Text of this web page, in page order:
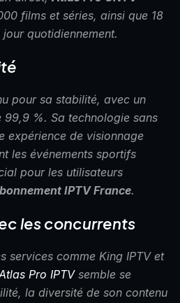
films et séries, ainsi que 18
quotidiennement.
pour sa stabilité, avec un
%. Sa technologie sans
expérience de visionnage
les événements sportifs
pour les utilisateurs
IPTV France.
les concurrents
services comme King IPTV et
Pro IPTVsemble se
la diversité de son contenu